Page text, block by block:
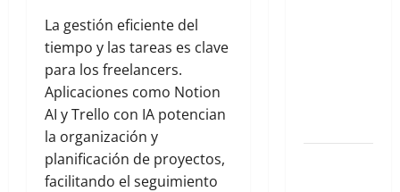
La gestión eficiente del
tiempo y las tareas es clave
para los freelancers.
Aplicaciones como Notion
AI y Trello con IA potencian
la organización y
planificación de proyectos,
facilitando el seguimiento